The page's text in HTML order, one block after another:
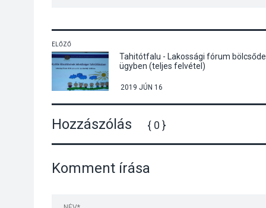
ELŐZŐ
Tahitótfalu - Lakossági fórum bölcsőde
ügyben (teljes felvétel)
2019 JÚN 16
Hozzászólás { 0 }
Komment írása